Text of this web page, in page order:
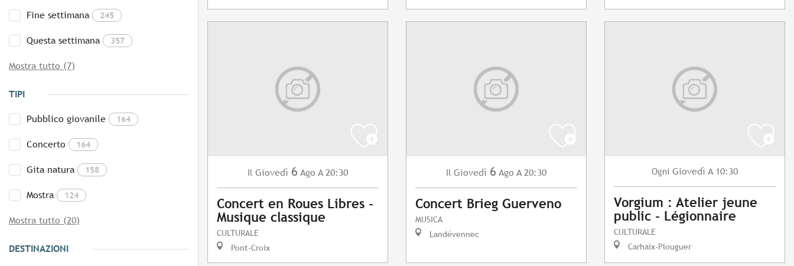
Fine settimana 245
Questa settimana 357
Mostra tutto (7)
TIPI
Pubblico giovanile 164
Concerto 164
Gita natura 158
Mostra 124
Mostra tutto (20)
DESTINAZIONI
Il Giovedì 6 Ago A 20:30
Concert en Roues Libres -
Musique classique
CULTURALE
Pont-Croix
Il Giovedì 6 Ago A 20:30
Concert Brieg Guerveno
MUSICA
Landévennec
Ogni Giovedì A 10:30
Vorgium : Atelier jeune
public - Légionnaire
CULTURALE
Carhaix-Plouguer